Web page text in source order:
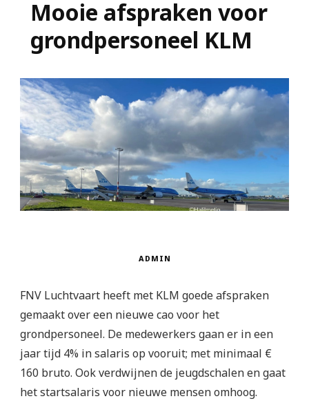
Mooie afspraken voor
grondpersoneel KLM
ADMIN
FNV Luchtvaart heeft met KLM goede afspraken
gemaakt over een nieuwe cao voor het
grondpersoneel. De medewerkers gaan er in een
jaar tijd 4% in salaris op vooruit; met minimaal €
160 bruto. Ook verdwijnen de jeugdschalen en gaat
het startsalaris voor nieuwe mensen omhoog.